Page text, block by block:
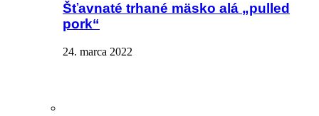
Šťavnaté trhané mäsko alá „pulled
pork“
24. marca 2022